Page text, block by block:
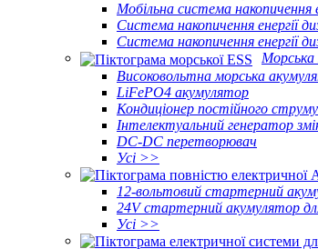
Мобільна система накопичення
Система накопичення енергії
Система накопичення енергії
Морська
Високовольтна морська
LiFePO4 акумулятор
Кондиціонер постійного
Інтелектуальний генератор
DC-DC перетворювач
Усі >>
12-вольтовий стартерний
24V стартерний акумулятор
Усі >>